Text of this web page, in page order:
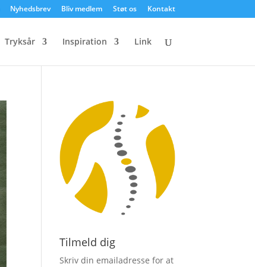
Nyhedsbrev Bliv medlem Støt os Kontakt
Tryksår Inspiration Link
Tilmeld dig
Skriv din emailadresse for at